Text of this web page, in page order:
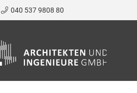
040 537 9808 80